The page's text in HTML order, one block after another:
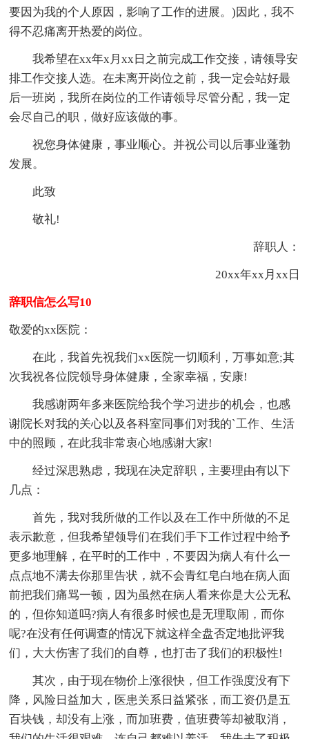
要因为我的个人原因，影响了工作的进展。)因此，我不
得不忍痛离开热爱的岗位。
我希望在xx年x月xx日之前完成工作交接，请领导安
排工作交接人选。在未离开岗位之前，我一定会站好最
后一班岗，我所在岗位的工作请领导尽管分配，我一定
会尽自己的职，做好应该做的事。
祝您身体健康，事业顺心。并祝公司以后事业蓬勃
发展。
此致
敬礼!
辞职人：
20xx年xx月xx日
辞职信怎么写10
敬爱的xx医院：
在此，我首先祝我们xx医院一切顺利，万事如意;其
次我祝各位院领导身体健康，全家幸福，安康!
我感谢两年多来医院给我个学习进步的机会，也感
谢院长对我的关心以及各科室同事们对我的`工作、生活
中的照顾，在此我非常衷心地感谢大家!
经过深思熟虑，我现在决定辞职，主要理由有以下
几点：
首先，我对我所做的工作以及在工作中所做的不足
表示歉意，但我希望领导们在我们手下工作过程中给予
更多地理解，在平时的工作中，不要因为病人有什么一
点点地不满去你那里告状，就不会青红皂白地在病人面
前把我们痛骂一顿，因为虽然在病人看来你是大公无私
的，但你知道吗?病人有很多时候也是无理取闹，而你
呢?在没有任何调查的情况下就这样全盘否定地批评我
们，大大伤害了我们的自尊，也打击了我们的积极性!
其次，由于现在物价上涨很快，但工作强度没有下
降，风险日益加大，医患关系日益紧张，而工资仍是五
百块钱，却没有上涨，而加班费，值班费等却被取消，